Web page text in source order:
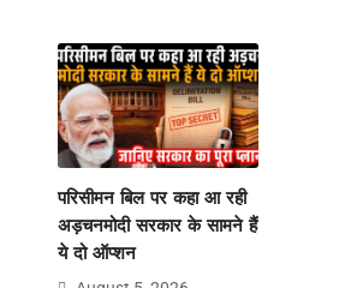
परिसीमन बिल पर कहा आ रही
अड़चनमोदी सरकार के सामने हैं
ये दो ऑप्शन